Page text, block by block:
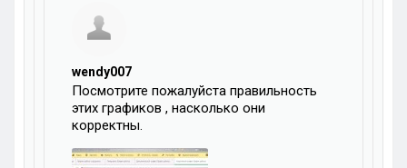
wendy007
Посмотрите пожалуйста правильность
этих графиков , насколько они
корректны.